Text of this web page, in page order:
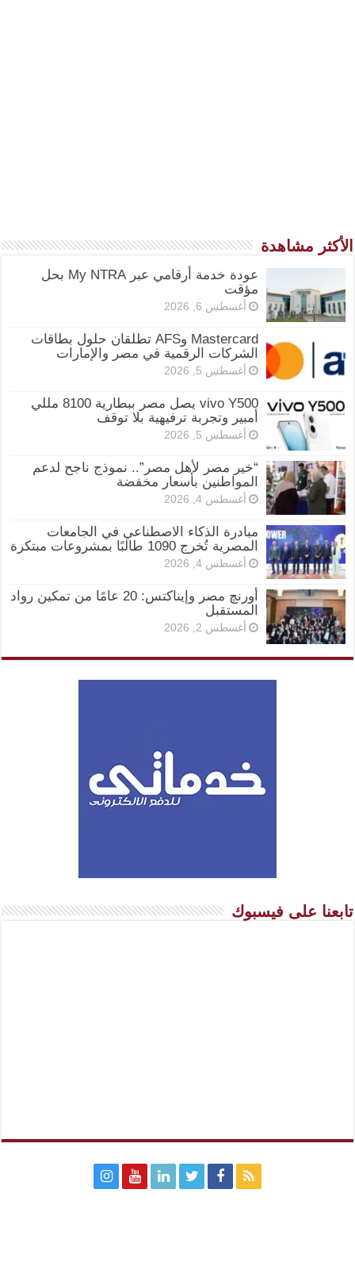
الأكثر مشاهدة
عودة خدمة أرقامي عبر My NTRA بحل
مؤقت
أغسطس 6, 2026
Mastercard وAFS تطلقان حلول بطاقات
الشركات الرقمية في مصر والإمارات
أغسطس 5, 2026
vivo Y500 يصل مصر ببطارية 8100 مللي
أمبير وتجربة ترفيهية بلا توقف
أغسطس 5, 2026
“خير مصر لأهل مصر”.. نموذج ناجح لدعم
المواطنين بأسعار مخفضة
أغسطس 4, 2026
مبادرة الذكاء الاصطناعي في الجامعات
المصرية تُخرج 1090 طالبًا بمشروعات مبتكرة
أغسطس 4, 2026
أورنچ مصر وإيناكتس: 20 عامًا من تمكين رواد
المستقبل
أغسطس 2, 2026
تابعنا على فيسبوك